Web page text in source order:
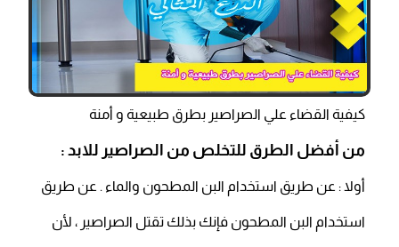
كيفية القضاء علي الصراصير بطرق طبيعية و أمنة
من أفضل الطرق للتخلص من الصراصير للابد :
أولا : عن طريق استخدام البن المطحون والماء . عن طريق
استخدام البن المطحون فإنك بذلك تقتل الصراصير ، لأن